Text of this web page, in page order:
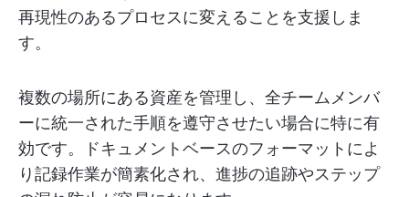
再現性のあるプロセスに変えることを支援しま
す。
複数の場所にある資産を管理し、全チームメンバ
ーに統一された手順を遵守させたい場合に特に有
効です。ドキュメントベースのフォーマットによ
り記録作業が簡素化され、進捗の追跡やステップ